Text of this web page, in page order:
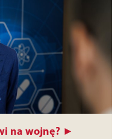
na wojnę? ►